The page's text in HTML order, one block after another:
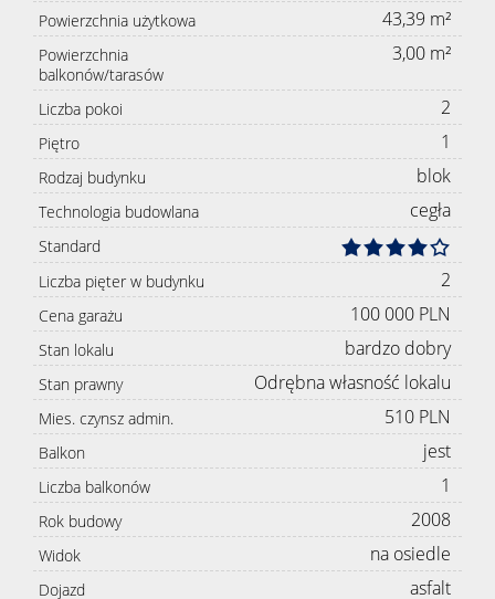
Powierzchnia użytkowa 43,39 m²
Powierzchnia
balkonów/tarasów
3,00 m²
Liczba pokoi 2
Piętro 1
Rodzaj budynku blok
Technologia budowlana cegła
Standard
Liczba pięter w budynku
2
Cena garażu 100 000 PLN
Stan lokalu bardzo dobry
Stan prawny Odrębna własność lokalu
Mies. czynsz admin. 510 PLN
Balkon jest
Liczba balkonów 1
Rok budowy 2008
Widok na osiedle
Dojazd asfalt